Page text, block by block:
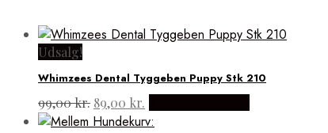
Udsalg!
Whimzees Dental Tyggeben Puppy Stk 210
99,00kr. Den
oprindelige
89,00 kr.
aktuelle